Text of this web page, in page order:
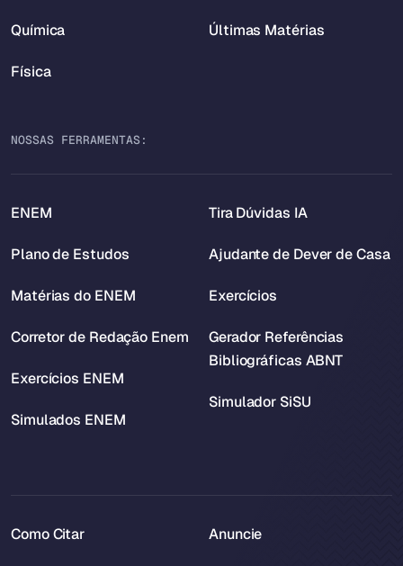
Química
Física
Últimas Matérias
NOSSAS FERRAMENTAS:
ENEM
Plano de Estudos
Matérias do ENEM
Corretor de Redação Enem
Exercícios ENEM
Simulados ENEM
Tira Dúvidas IA
Ajudante de Dever de Casa
Exercícios
Gerador Referências
Bibliográficas ABNT
Simulador SiSU
Como Citar Anuncie